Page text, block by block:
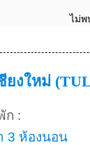
ไม่พ
ยงใหม่
ก :
3 ห้องนอน